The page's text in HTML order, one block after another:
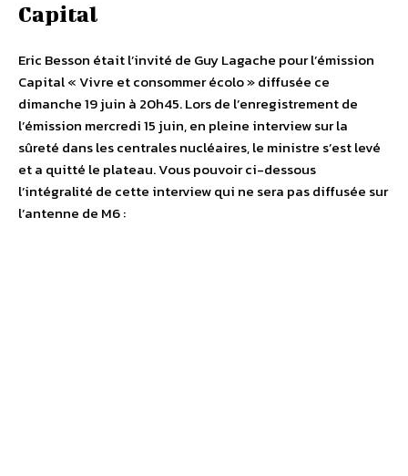
Capital
Eric Besson était l’invité de Guy Lagache pour l’émission
Capital « Vivre et consommer écolo » diffusée ce
dimanche 19 juin à 20h45. Lors de l’enregistrement de
l’émission mercredi 15 juin, en pleine interview sur la
sûreté dans les centrales nucléaires, le ministre s’est levé
et a quitté le plateau. Vous pouvoir ci-dessous
l’intégralité de cette interview qui ne sera pas diffusée sur
l’antenne de M6 :